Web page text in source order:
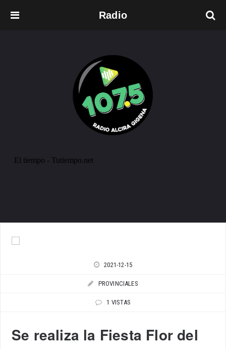
Radio
2021-12-15
PROVINCIALES
1 VISTAS
Se realiza la Fiesta Flor del